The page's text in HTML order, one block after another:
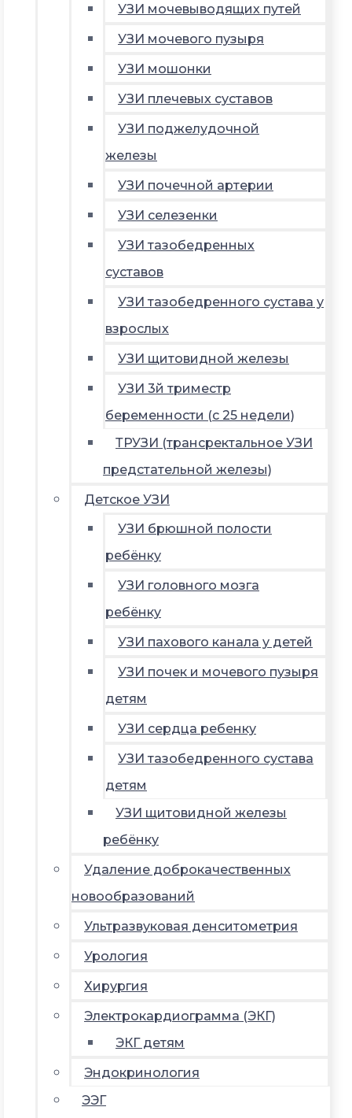
УЗИ мочевыводящих путей
УЗИ мочевого пузыря
УЗИ мошонки
УЗИ плечевых суставов
УЗИ поджелудочной
железы
УЗИ почечной артерии
УЗИ селезенки
УЗИ тазобедренных
суставов
УЗИ тазобедренного сустава у
взрослых
УЗИ щитовидной железы
УЗИ 3й триместр
беременности (с 25 недели)
ТРУЗИ (трансректальное УЗИ
предстательной железы)
Детское УЗИ
УЗИ брюшной полости
ребёнку
УЗИ головного мозга
ребёнку
УЗИ пахового канала у детей
УЗИ почек и мочевого пузыря
детям
УЗИ сердца ребенку
УЗИ тазобедренного сустава
детям
УЗИ щитовидной железы
ребёнку
Удаление доброкачественных
новообразований
Ультразвуковая денситометрия
Урология
Хирургия
Электрокардиограмма (ЭКГ)
ЭКГ детям
Эндокринология
ЭЭГ